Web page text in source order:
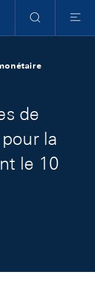
RechercheMenu
de
la
le 10